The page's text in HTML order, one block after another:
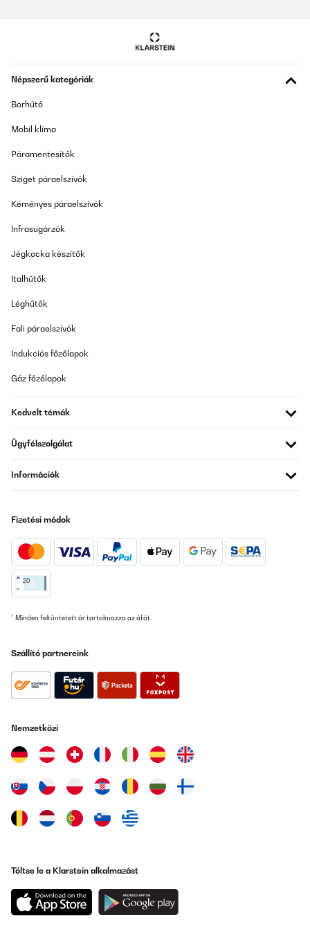
Népszerű kategóriák
Borhűtő
Mobil klíma
Páramentesítők
Sziget páraelszívók
Kéményes páraelszívók
Infrasugárzók
Jégkocka készítők
Italhűtők
Léghűtők
Fali páraelszívók
Indukciós főzőlapok
Gáz főzőlapok
Kedvelt témák
Ügyfélszolgálat
Információk
Fizetési módok
* Minden feltüntetett ár tartalmazza az áfát.
Szállító partnereink
Nemzetközi
Töltse le a Klarstein alkalmazást